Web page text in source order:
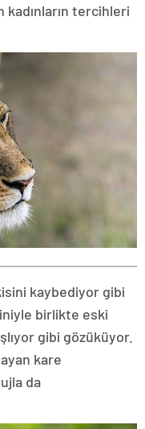
tercihleri
kaybediyor gibi
birlikte eski
gibi gözüküyor.
kare
da